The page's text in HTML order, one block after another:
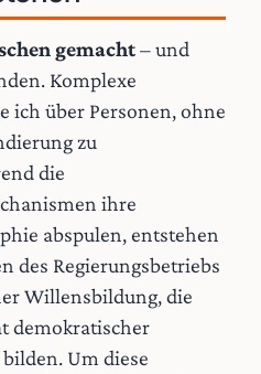
gemacht– und
Komplexe
ich über Personen, ohne
zu
die
ihre
abspulen, entstehen
des Regierungsbetriebs
Willensbildung, die
demokratischer
Um diese